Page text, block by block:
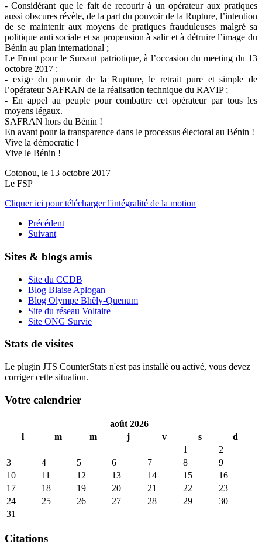
- Considérant que le fait de recourir à un opérateur aux pratiques
aussi obscures révèle, de la part du pouvoir de la Rupture, l’intention
de se maintenir aux moyens de pratiques frauduleuses malgré sa
politique anti sociale et sa propension à salir et à détruire l’image du
Bénin au plan international ;
Le Front pour le Sursaut patriotique, à l’occasion du meeting du 13
octobre 2017 :
- exige du pouvoir de la Rupture, le retrait pure et simple de
l’opérateur SAFRAN de la réalisation technique du RAVIP ;
- En appel au peuple pour combattre cet opérateur par tous les
moyens légaux.
SAFRAN hors du Bénin !
En avant pour la transparence dans le processus électoral au Bénin !
Vive la démocratie !
Vive le Bénin !
Cotonou, le 13 octobre 2017
Le FSP
Cliquer ici pour télécharger l'intégralité de la motion
Précédent
Suivant
Sites & blogs amis
Site du CCDB
Blog Blaise Aplogan
Blog Olympe Bhêly-Quenum
Site du réseau Voltaire
Site ONG Survie
Stats de visites
Le plugin JTS CounterStats n'est pas installé ou activé, vous devez
corriger cette situation.
Votre calendrier
août 2026
l
m m j v s
d
1
2
3
4 5 6 7 8
9
10
11 12 13 14 15
16
17
18 19 20 21 22
23
24
25 26 27 28 29
30
31
Citations